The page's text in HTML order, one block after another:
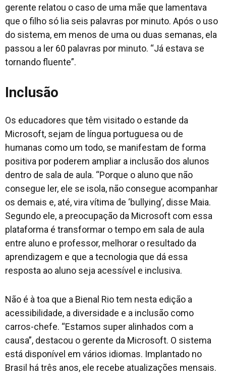
gerente relatou o caso de uma mãe que lamentava
que o filho só lia seis palavras por minuto. Após o uso
do sistema, em menos de uma ou duas semanas, ela
passou a ler 60 palavras por minuto. “Já estava se
tornando fluente”.
Inclusão
Os educadores que têm visitado o estande da
Microsoft, sejam de língua portuguesa ou de
humanas como um todo, se manifestam de forma
positiva por poderem ampliar a inclusão dos alunos
dentro de sala de aula. “Porque o aluno que não
consegue ler, ele se isola, não consegue acompanhar
os demais e, até, vira vítima de ‘bullying’, disse Maia.
Segundo ele, a preocupação da Microsoft com essa
plataforma é transformar o tempo em sala de aula
entre aluno e professor, melhorar o resultado da
aprendizagem e que a tecnologia que dá essa
resposta ao aluno seja acessível e inclusiva.
Não é à toa que a Bienal Rio tem nesta edição a
acessibilidade, a diversidade e a inclusão como
carros-chefe. “Estamos super alinhados com a
causa”, destacou o gerente da Microsoft. O sistema
está disponível em vários idiomas. Implantado no
Brasil há três anos, ele recebe atualizações mensais.